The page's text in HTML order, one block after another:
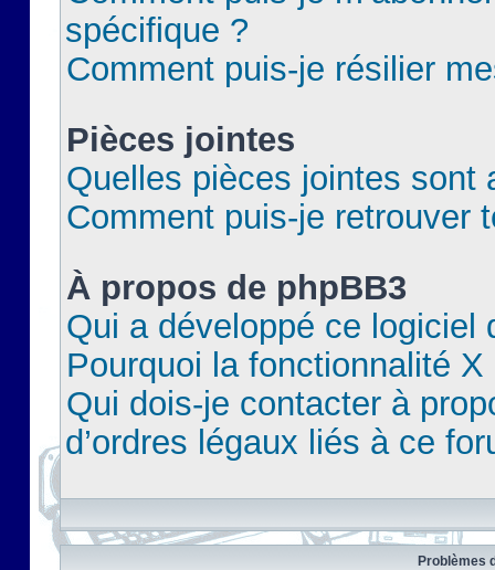
spécifique ?
Comment puis-je résilier
Pièces jointes
Quelles pièces jointes sont
Comment puis-je retrouver
À propos de phpBB3
Qui a développé ce logiciel
Pourquoi la fonctionnalité X
Qui dois-je contacter à
d’ordres légaux liés à ce
Problèmes